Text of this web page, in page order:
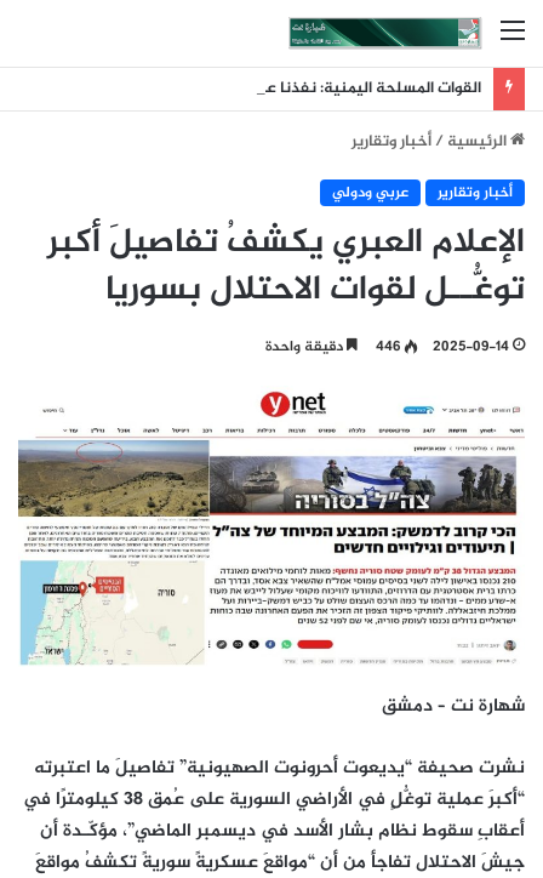
القائمة
الرئيسية/أخبار وتقارير
أخبار وتقارير عربي ودولي
الإعلام العبري يكشفُ تفاصيلَ أكبر
توغُّــل لقوات الاحتلال بسوريا
2025-09-14
446 دقيقة واحدة
شهارة نت – دمشق
نشرت صحيفة “يديعوت أحرونوت الصهيونية” تفاصيلَ ما اعتبرته
“أكبرَ عملية توغُّلٍ في الأراضي السورية على عُمق 38 كيلومترًا في
أعقابِ سقوط نظام بشار الأسد في ديسمبر الماضي”، مؤكّـدة أن
جيشَ الاحتلال تفاجأ من أن “مواقعَ عسكريةً سوريةً تكشفُ مواقعَ